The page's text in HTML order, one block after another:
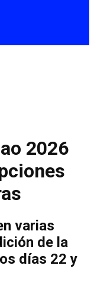
2026
varias
de la
días 22 y